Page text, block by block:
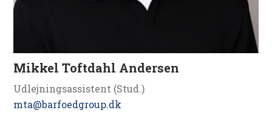
Mikkel Toftdahl Andersen
Udlejningsassistent (Stud.)
mta@barfoedgroup.dk